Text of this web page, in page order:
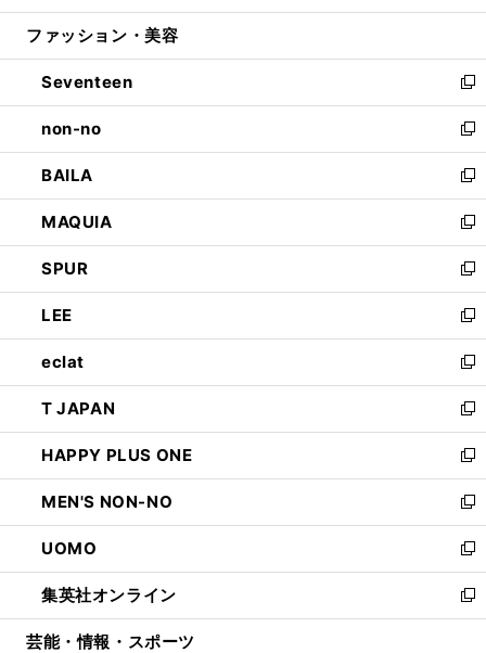
開
ウ
開
く
ン
ウ
で
開
く
ウ
ン
ド
ウ
で
開
く
ファッション・美容
Seventeen
新
し
い
ウ
ィ
ン
ド
ウ
で
開
く
non-no
新
し
い
ウ
ィ
ン
ド
ウ
で
開
く
BAILA
新
し
い
ウ
ィ
ン
ド
ウ
で
開
く
MAQUIA
新
し
い
ウ
ィ
ン
ド
ウ
で
開
く
SPUR
新
し
い
ウ
ィ
ン
ド
ウ
で
開
く
LEE
新
し
い
ウ
ィ
ン
ド
ウ
で
開
く
eclat
新
し
い
ウ
ィ
ン
ド
ウ
で
開
く
T JAPAN
新
し
い
ウ
ィ
ン
ド
ウ
で
開
HAPPY PLUS ONE
新
し
い
ウ
ィ
ン
ド
ウ
MEN'S NON-NO
新
し
い
ウ
ィ
ン
UOMO
新
し
い
ウ
集英社オンライン
新
し
芸能・情報・スポーツ